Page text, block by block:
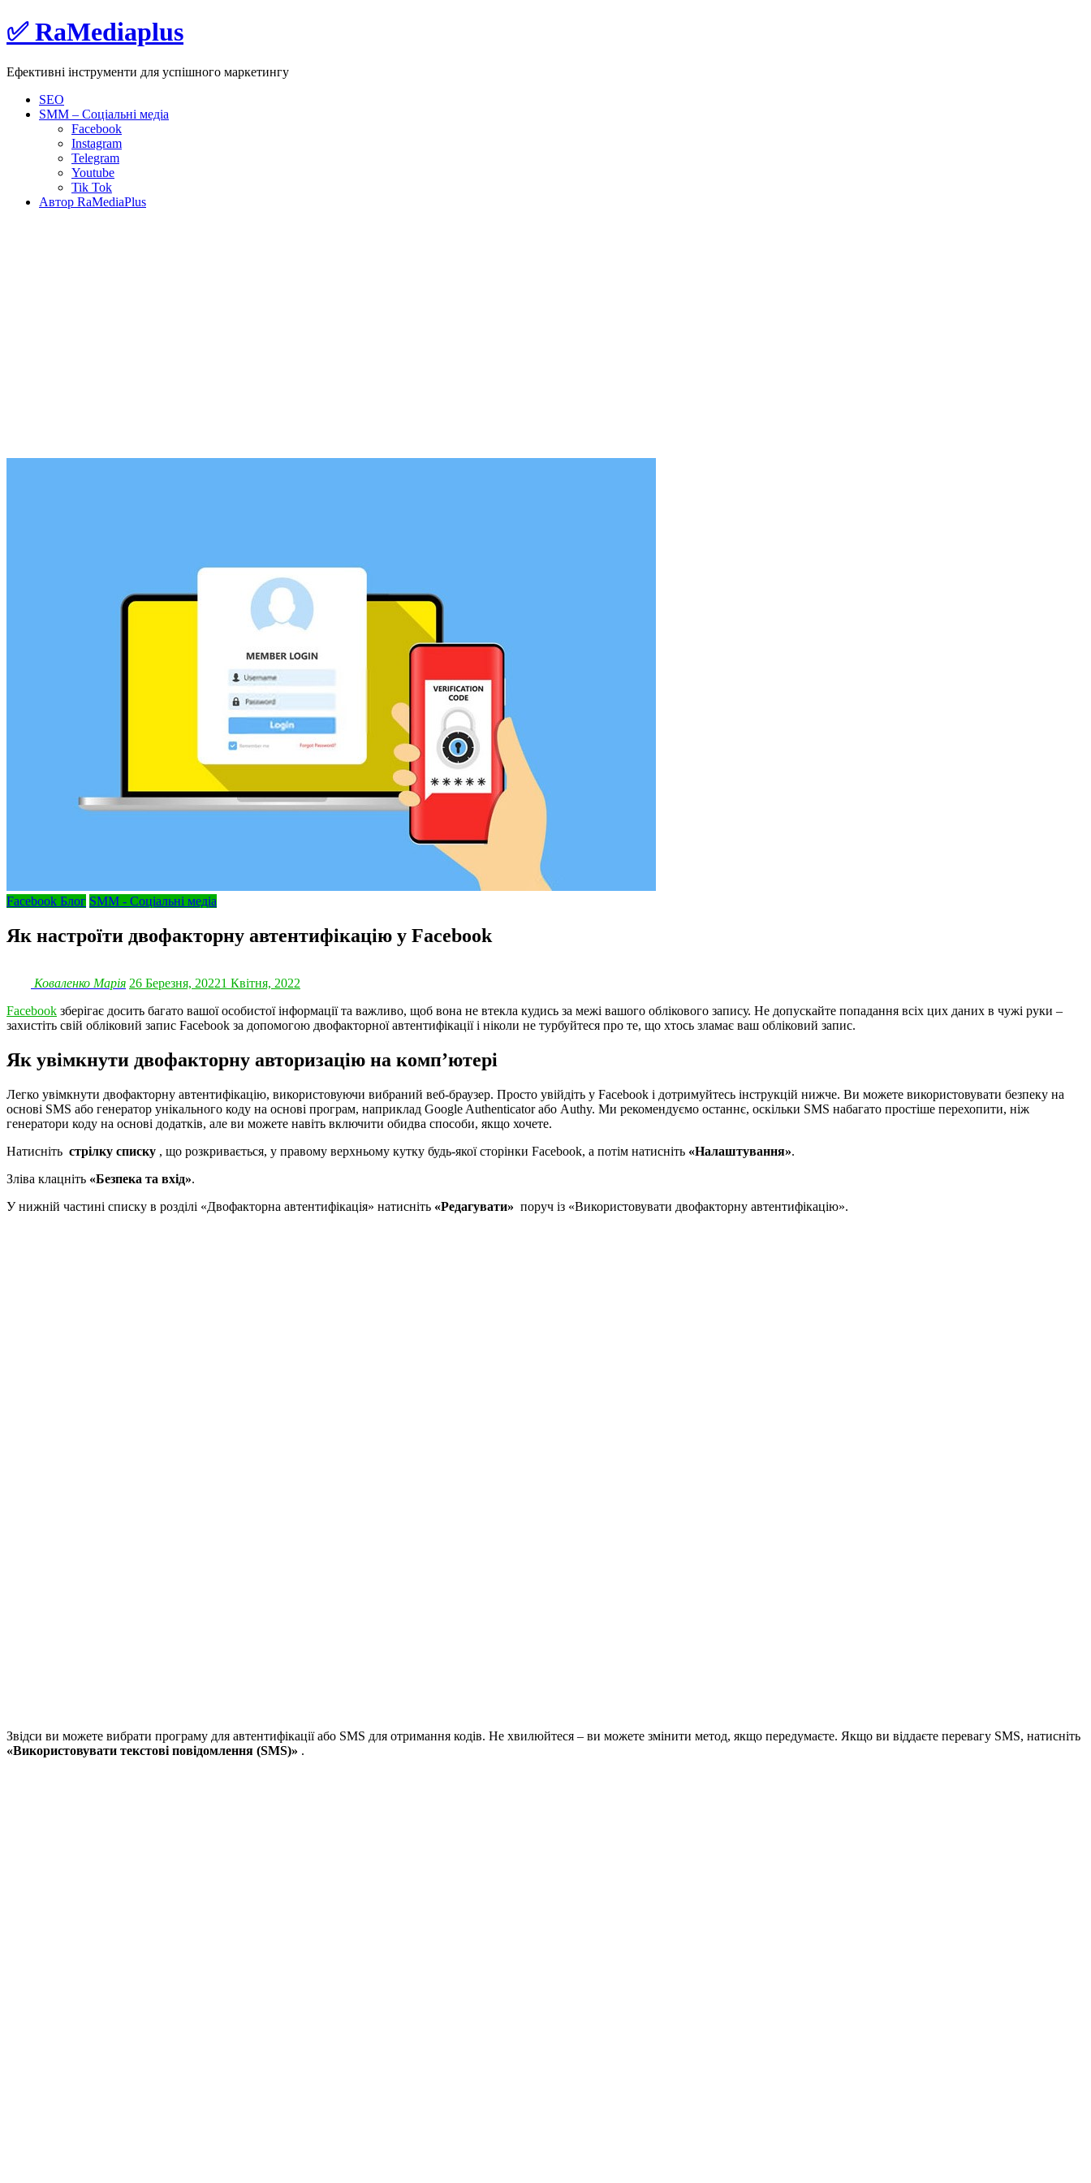
Skip
to
✅ RaMediaplus
Ефективні інструменти для успішного маркетингу
SEO
SMM – Соціальні медіа
Facebook
Instagram
Telegram
Youtube
Tik Tok
Автор RaMediaPlus
Facebook Блог SMM - Соціальні медіа
Як настроїти двофакторну автентифікацію у Facebook
Коваленко Марія 26 Березня, 20221 Квітня, 2022
Facebook зберігає досить багато вашої особистої інформації та важливо, щоб вона не втекла кудись за межі вашого облікового запису. Не допускайте попадання всіх цих даних в чужі руки –
захистіть свій обліковий запис Facebook за допомогою двофакторної автентифікації і ніколи не турбуйтеся про те, що хтось зламає ваш обліковий запис.
Як увімкнути двофакторну авторизацію на комп’ютері
Легко увімкнути двофакторну автентифікацію, використовуючи вибраний веб-браузер. Просто увійдіть у Facebook і дотримуйтесь інструкцій нижче. Ви можете використовувати безпеку на
основі SMS або генератор унікального коду на основі програм, наприклад Google Authenticator або Authy. Ми рекомендуємо останнє, оскільки SMS набагато простіше перехопити, ніж
генератори коду на основі додатків, але ви можете навіть включити обидва способи, якщо хочете.
Натисніть стрілку списку , що розкривається, у правому верхньому кутку будь-якої сторінки Facebook, а потім натисніть «Налаштування».
Зліва клацніть «Безпека та вхід».
У нижній частині списку в розділі «Двофакторна автентифікація» натисніть «Редагувати» поруч із «Використовувати двофакторну автентифікацію».
Звідси ви можете вибрати програму для автентифікації або SMS для отримання кодів. Не хвилюйтеся – ви можете змінити метод, якщо передумаєте. Якщо ви віддаєте перевагу SMS, натисніть
«Використовувати текстові повідомлення (SMS)» .